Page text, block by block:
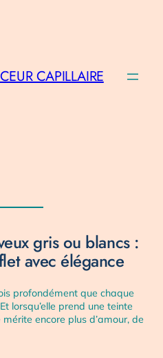
CAPILLAIRE
gris ou blancs :
avec élégance
profondément que chaque
lorsqu’elle prend une teinte
encore plus d’amour, de